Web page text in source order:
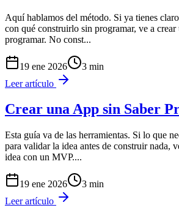
Aquí hablamos del método. Si ya tienes
con qué construirlo sin programar, ve a crear
programar. No const...
19 ene 2026 3 min
Leer artículo
Crear una App sin Saber
Esta guía va de las herramientas. Si lo que
para validar la idea antes de construir nada,
idea con un MVP....
19 ene 2026 3 min
Leer artículo